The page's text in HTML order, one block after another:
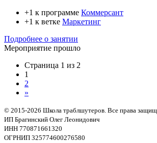
+1 к программе Коммерсант
+1 к ветке Маркетинг
Подробнее о занятии
Мероприятие прошло
Страница 1 из 2
1
2
»
© 2015-2026 Школа траблшутеров. Все права
ИП Брагинский Олег Леонидович
ИНН 770871661320
ОГРНИП 325774600276580